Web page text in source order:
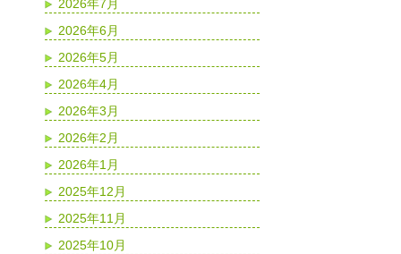
2026年7月
2026年6月
2026年5月
2026年4月
2026年3月
2026年2月
2026年1月
2025年12月
2025年11月
2025年10月